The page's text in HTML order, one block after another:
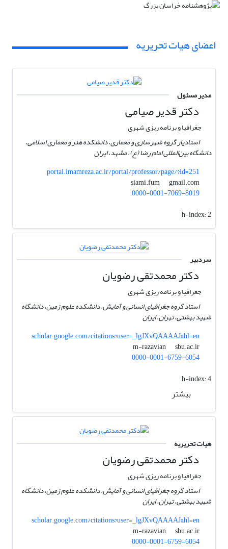
اعضای هیات تحریریه
مدیر مسئول
دکتر قدیر صیامی
جغرافیا و برنامه ریزی شهری
استادیار گروه شهرسازی و معماری، دانشکده هنر و معماری اسلامی،
دانشگاه بین‌المللی امام رضا (ع)، مشهد، ایران
portal.imamreza.ac.ir/portal/professor/page/?id=251
siami.fum
gmail.com
0000-0001-7069-8019
h-index:2
سردبیر
دکتر محمدتقی رضویان
جغرافیا و برنامه ریزی شهری
استاد گروه جغرافیای انسانی و آمایش، دانشکده علوم زمین، دانشگاه
شهید بهشتی، تهران، ایران
scholar.google.com/citations?user=_lgJXvQAAAAJ&hl=en
m-razavian
sbu.ac.ir
0000-0001-6759-6054
h-index:4
بیشتر
هیات تحریریه
دکتر محمدتقی رضویان
جغرافیا و برنامه ریزی شهری
استاد گروه جغرافیای انسانی و آمایش، دانشکده علوم زمین، دانشگاه
شهید بهشتی، تهران، ایران
scholar.google.com/citations?user=_lgJXvQAAAAJ&hl=en
m-razavian
sbu.ac.ir
0000-0001-6759-6054